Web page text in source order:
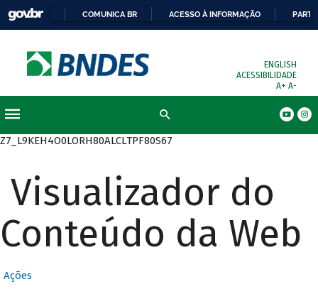
COMUNICA BR ACESSO À INFORMAÇÃO
ENGLISH
ACESSIBILIDADE
A+ A-
Z7_L9KEH4O0LORH80ALCLTPF80S67
Visualizador do
Conteúdo da Web
Ações